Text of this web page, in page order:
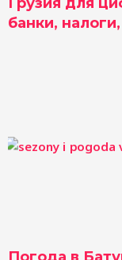
банки,